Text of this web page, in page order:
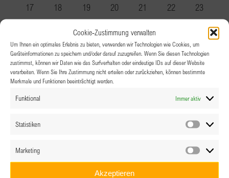
Cookie-Zustimmung verwalten
Um Ihnen ein optimales Erlebnis zu bieten, verwenden wir Technologien wie Cookies, um
Geräteinformationen zu speichern und/oder darauf zuzugreifen. Wenn Sie diesen Technologien
zustimmst, können wir Daten wie das Surfverhalten oder eindeutige IDs auf dieser Website
verarbeiten. Wenn Sie Ihre Zustimmung nicht erteilen oder zurückziehen, können bestimmte
Merkmale und Funktionen beeinträchtigt werden.
Funktional Immer aktiv
Statistiken
Marketing
Akzeptieren
0
Veranstaltungen
17
0
Veranstaltungen
18
0
Veranstaltungen
19
0
Veranstaltungen
20
0
Veranstaltungen
21
0
Veranstaltungen
22
0
23
VeranstaltungenVeranstaltungenVeranstaltungenVeranstaltungenVeranstaltungenVeranstaltungen
0
Veranstaltungen
31
0
Veranstaltungen
1
0
Veranstaltungen
2
0
Veranstaltungen
3
0
Veranstaltungen
4
0
Veranstaltungen
5
06
Hinweis
Es gibt keine Veranstaltungen an diesem Tag.